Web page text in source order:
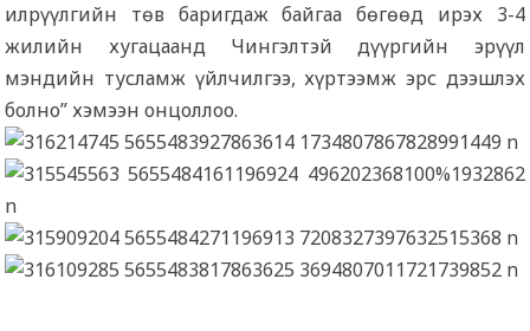
илрүүлгийн төв баригдаж байгаа бөгөөд ирэх 3-4
жилийн хугацаанд Чингэлтэй дүүргийн эрүүл
мэндийн тусламж үйлчилгээ, хүртээмж эрс дээшлэх
болно” хэмээн онцоллоо.